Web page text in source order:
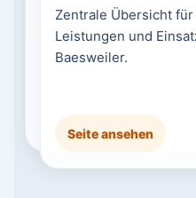
Zentrale Übersicht
Leistungen und
Baesweiler.
Seite ansehen